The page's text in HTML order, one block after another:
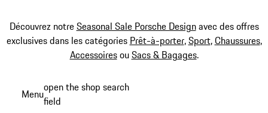
Découvrez notreSeasonal Sale Porsche Designavec des offres
exclusives dans les catégories Prêt-à-porter,Sport,Chaussures,
AccessoiresouSacs & Bagages.
Menuopen the shop search
field